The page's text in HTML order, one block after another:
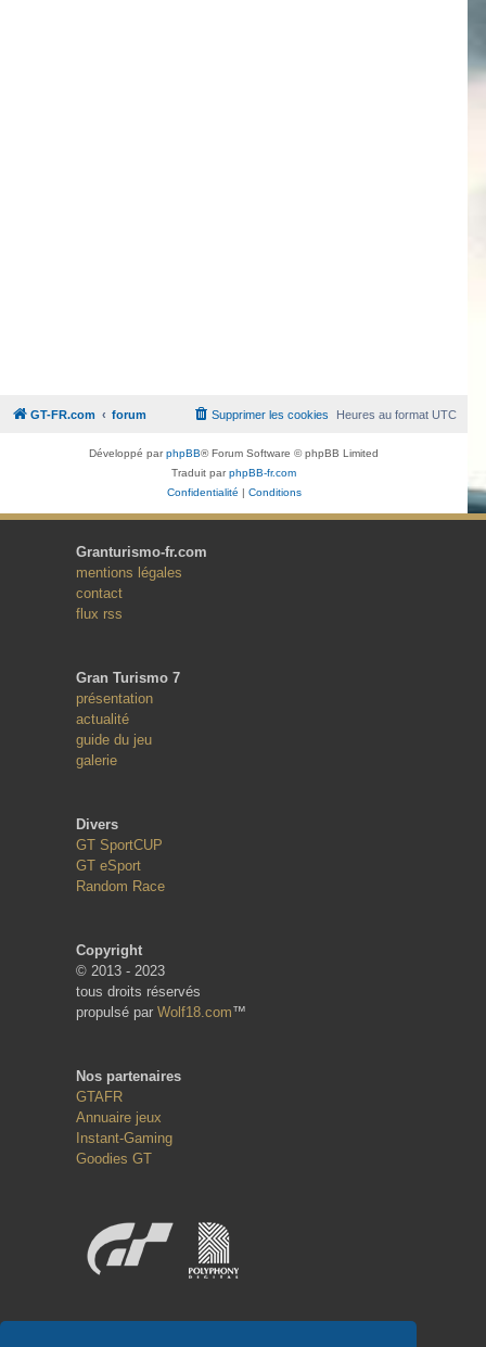
GT-FR.com forum Heures au formatUTC
Supprimer les cookies
Développé parphpBB® Forum Software © phpBB Limited
Traduit parphpBB-fr.com
Confidentialité | Conditions
Granturismo-fr.com
mentions légales
contact
flux rss
Gran Turismo 7
présentation
actualité
guide du jeu
galerie
Divers
GT SportCUP
GT eSport
Random Race
Copyright
© 2013 - 2023
tous droits réservés
propulsé par Wolf18.com™
Nos partenaires
GTAFR
Annuaire jeux
Instant-Gaming
Goodies GT